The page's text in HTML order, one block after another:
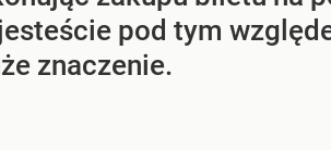
pod tym
znaczenie.